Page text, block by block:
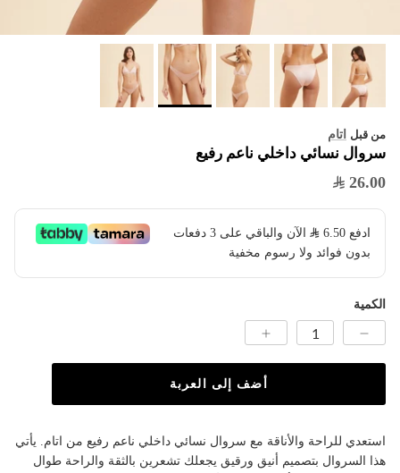
من قبل اتام
سروال نسائي داخلي ناعم رفيع
26.00
ادفع 6.50
​ الآن والباقي على 3 دفعات
بدون فوائد ولا رسوم مخفية
الكمية
أضف إلى العربة
استعدي للراحة والأناقة مع سروال نسائي داخلي ناعم رفيع من اتام. يأتي
هذا السروال بتصميم أنيق ورقيق يجعلك تشعرين بالثقة والراحة طوال